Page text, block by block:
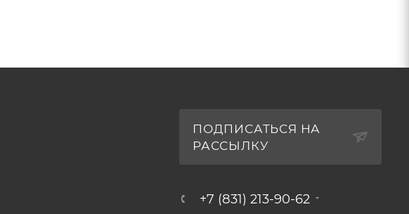
ПОДПИСАТЬСЯ НА
РАССЫЛКУ
+7 (831) 213-90-62